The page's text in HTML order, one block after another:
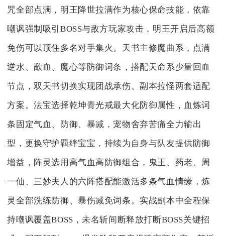
咒全部点满，明王降世拉满作为核心保命技能，依靠
嘲讽强制吸引BOSS与敌方玩家攻击，明王开启后高额
免伤可以顶住多名对手集火。天书主修魔曲系，点满
逆水、歃血、魔心等防御词条，搭配天命系少量回血
节点，双天书切换实现团战承伤、副本拉怪两套适配
方案。法宝选择乾坤青光戒最大化防御属性，血炼词
条固定气血、防御、暴减，宠物舍弃苦痛全力输出
型，更换守护羁绊宝宝，持续为自身与队友提供防御
增益，阵灵选用高气血高防御组合，鬼王、药老、周
一仙、三妙夫人的六阵搭配能激活多条气血情缘，炼
灵全部洗练防御、暴伤减免词条。实战副本中全程保
持嘲讽覆盖BOSS，未名斩间断释放打断BOSS关键招